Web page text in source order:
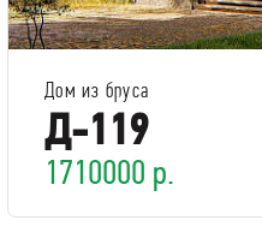
Дом из бруса
Д-119
1710000 р.